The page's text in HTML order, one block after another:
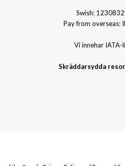
Swish:
Pay from overseas:
Vi innehar
Skräddarsydda